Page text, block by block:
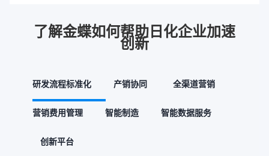
了解金蝶如何帮助日化企业加速
创新
研发流程标准化 产销协同 全渠道营销
营销费用管理 智能制造 智能数据服务
创新平台